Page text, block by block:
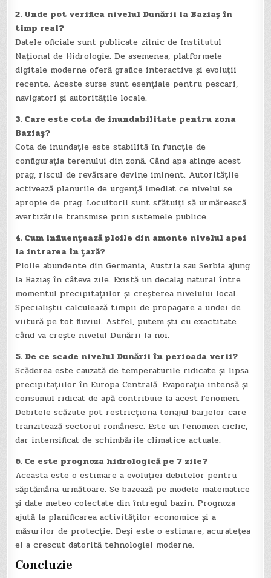
2. Unde pot verifica nivelul Dunării la Baziaș în
timp real?
Datele oficiale sunt publicate zilnic de Institutul
Național de Hidrologie. De asemenea, platformele
digitale moderne oferă grafice interactive și evoluții
recente. Aceste surse sunt esențiale pentru pescari,
navigatori și autoritățile locale.
3. Care este cota de inundabilitate pentru zona
Baziaș?
Cota de inundație este stabilită în funcție de
configurația terenului din zonă. Când apa atinge acest
prag, riscul de revărsare devine iminent. Autoritățile
activează planurile de urgență imediat ce nivelul se
apropie de prag. Locuitorii sunt sfătuiți să urmărească
avertizările transmise prin sistemele publice.
4. Cum influențează ploile din amonte nivelul apei
la intrarea în țară?
Ploile abundente din Germania, Austria sau Serbia ajung
la Baziaș în câteva zile. Există un decalaj natural între
momentul precipitațiilor și creșterea nivelului local.
Specialiștii calculează timpii de propagare a undei de
viitură pe tot fluviul. Astfel, putem ști cu exactitate
când va crește nivelul Dunării la noi.
5. De ce scade nivelul Dunării în perioada verii?
Scăderea este cauzată de temperaturile ridicate și lipsa
precipitațiilor în Europa Centrală. Evaporația intensă și
consumul ridicat de apă contribuie la acest fenomen.
Debitele scăzute pot restricționa tonajul barjelor care
tranzitează sectorul românesc. Este un fenomen ciclic,
dar intensificat de schimbările climatice actuale.
6. Ce este prognoza hidrologică pe 7 zile?
Aceasta este o estimare a evoluției debitelor pentru
săptămâna următoare. Se bazează pe modele matematice
și date meteo colectate din întregul bazin. Prognoza
ajută la planificarea activităților economice și a
măsurilor de protecție. Deși este o estimare, acuratețea
ei a crescut datorită tehnologiei moderne.
Concluzie